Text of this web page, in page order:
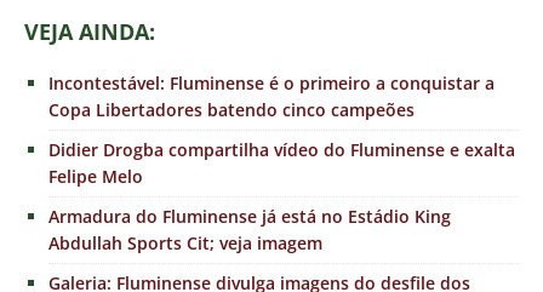
VEJA AINDA:
Incontestável: Fluminense é o primeiro a conquistar a
Copa Libertadores batendo cinco campeões
Didier Drogba compartilha vídeo do Fluminense e exalta
Felipe Melo
Armadura do Fluminense já está no Estádio King
Abdullah Sports Cit; veja imagem
Galeria: Fluminense divulga imagens do desfile dos